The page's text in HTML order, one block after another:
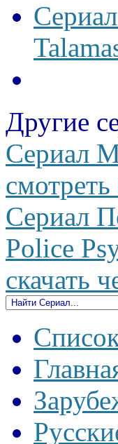
Другие
Сериал
Сериал
Police
скачать